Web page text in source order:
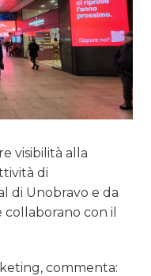
visibilità alla
di
di Unobravo e da
con il
commenta: